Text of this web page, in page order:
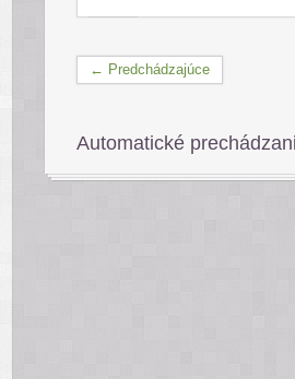
← Predchádzajúce
Automatické